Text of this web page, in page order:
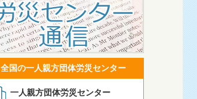
全国の一人親方団体労災センター
一人親方団体労災センター